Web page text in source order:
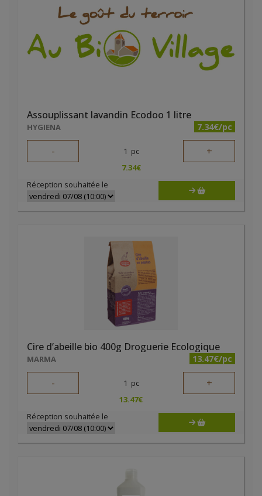
Assouplissant lavandin Ecodoo 1 litre
HYGIENA 7.34€/pc
- 1 pc +
7.34€
Réception souhaitée le
Cire d’abeille bio 400g Droguerie Ecologique
MARMA 13.47€/pc
- 1 pc +
13.47€
Réception souhaitée le